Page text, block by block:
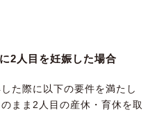
2人目を妊娠した場合
た際に以下の要件を満たし
まま2人目の産休・育休を取